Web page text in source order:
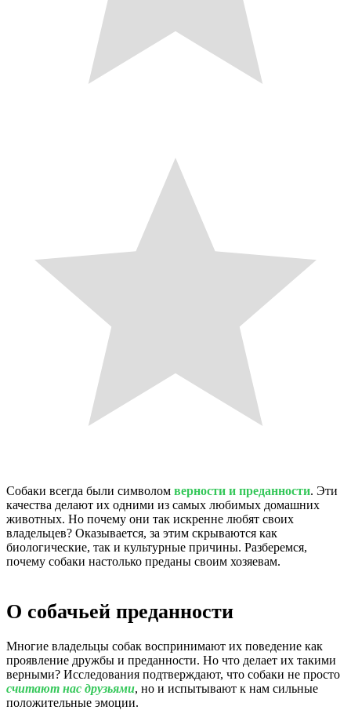
Собаки всегда были символом верности и преданности. Эти
качества делают их одними из самых любимых домашних
животных. Но почему они так искренне любят своих
владельцев? Оказывается, за этим скрываются как
биологические, так и культурные причины. Разберемся,
почему собаки настолько преданы своим хозяевам.
О собачьей преданности
Многие владельцы собак воспринимают их поведение как
проявление дружбы и преданности. Но что делает их такими
верными? Исследования подтверждают, что собаки не просто
считают нас друзьями, но и испытывают к нам сильные
положительные эмоции.